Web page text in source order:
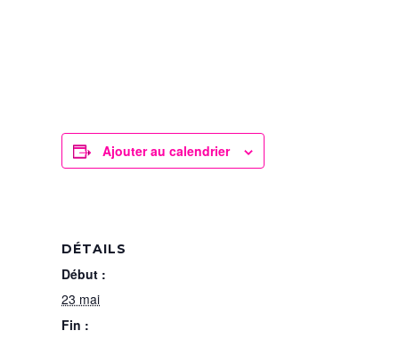
Ajouter au calendrier
DÉTAILS
Début :
23 mai
Fin :